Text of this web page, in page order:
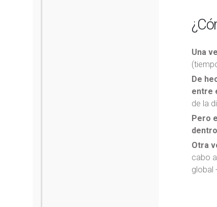
Una
De
entre
de la
Pero
Otra
cabo
global